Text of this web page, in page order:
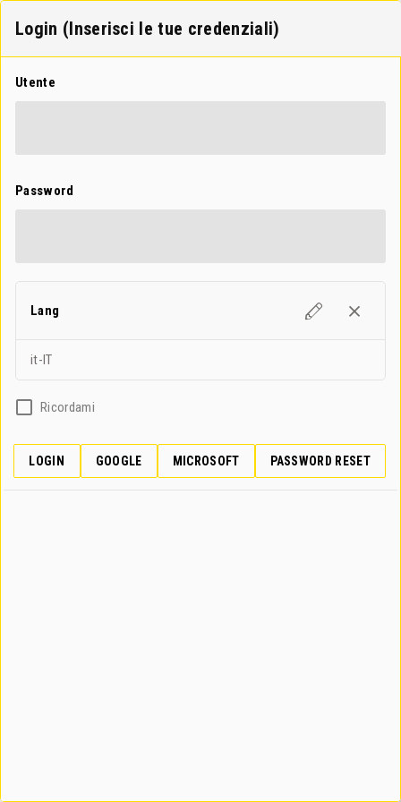
Login (Inserisci le tue credenziali)
Utente
Password
Lang
it-IT
Ricordami
LOGIN GOOGLE MICROSOFT PASSWORD RESET